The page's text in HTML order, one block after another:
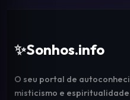
✨Sonhos.info
O seu portal de
misticismo e